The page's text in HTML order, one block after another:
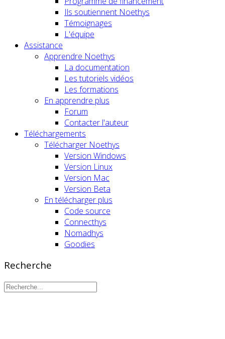
Ils soutiennent Noethys
Témoignages
L'équipe
Assistance
Apprendre Noethys
La documentation
Les tutoriels vidéos
Les formations
En apprendre plus
Forum
Contacter l'auteur
Téléchargements
Télécharger Noethys
Version Windows
Version Linux
Version Mac
Version Beta
En télécharger plus
Code source
Connecthys
Nomadhys
Goodies
Recherche